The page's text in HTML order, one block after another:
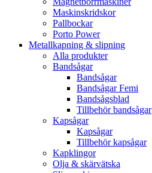
Maskinskridskor
Pallbockar
Porto Power
Metallkapning & slipning
Alla produkter
Bandsågar
Bandsågar
Bandsågar Femi
Bandsågsblad
Tillbehör bandsågar
Kapsågar
Kapsågar
Tillbehör kapsågar
Kapklingor
Olja & skärvätska